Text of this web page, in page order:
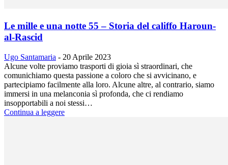
Le mille e una notte 55 – Storia del califfo Haroun-
al-Rascid
Ugo Santamaria - 20 Aprile 2023
Alcune volte proviamo trasporti di gioia sì straordinari, che
comunichiamo questa passione a coloro che si avvicinano, e
partecipiamo facilmente alla loro. Alcune altre, al contrario, siamo
immersi in una melanconia sì profonda, che ci rendiamo
insopportabili a noi stessi…
Continua a leggere